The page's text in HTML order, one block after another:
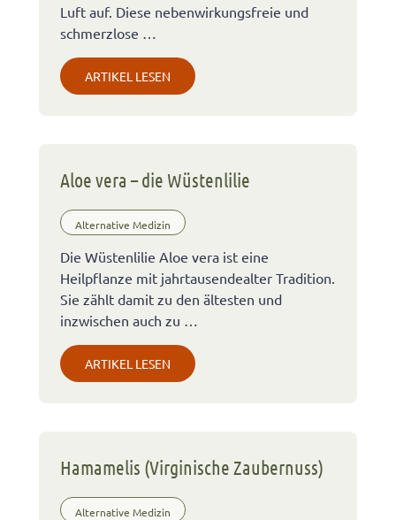
Luft auf. Diese nebenwirkungsfreie und
schmerzlose …
ARTIKEL LESEN
Aloe vera – die Wüstenlilie
Alternative Medizin
Die Wüstenlilie Aloe vera ist eine
Heilpflanze mit jahrtausendealter Tradition.
Sie zählt damit zu den ältesten und
inzwischen auch zu …
ARTIKEL LESEN
Hamamelis (Virginische Zaubernuss)
Alternative Medizin